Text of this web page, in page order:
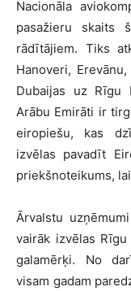
Nacionāla
pasažieru skaits
rādītājiem. Tiks
Hanoveri,
Dubaijas uz Rīgu
Arābu Emirāti ir
eiropiešu, kas
izvēlas pavadīt
priekšnoteikums,
Ārvalstu
vairāk izvēlas
galamērķi. No
visam gadam